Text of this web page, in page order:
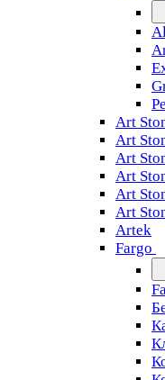
Art
Art
Art
Art
Art
Art
Artek
Fargo